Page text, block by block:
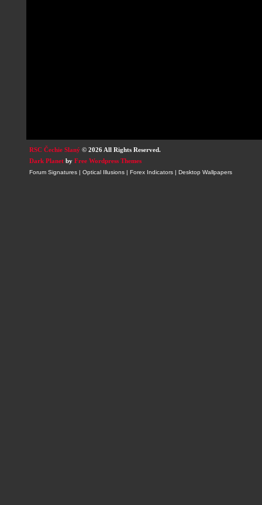
RSC Čechie Slaný © 2026 All Rights Reserved.
Dark Planet by Free Wordpress Themes
Forum Signatures | Optical Illusions | Forex Indicators | Desktop Wallpapers